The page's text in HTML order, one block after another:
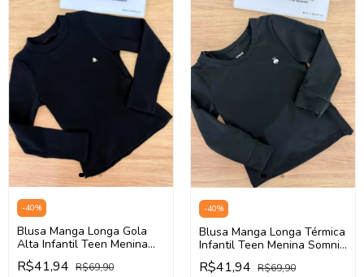
-40%
Blusa Manga Longa Gola
Alta Infantil Teen Menina
Somnii 4261014 (Preto)
R$41,94 R$69,90
-40%
Blusa Manga Longa Térmica
Infantil Teen Menina Somnii
4261012 (Preto)
R$41,94 R$69,90